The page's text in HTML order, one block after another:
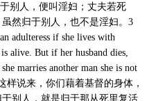
别人，便叫淫妇；丈夫若死
然归于别人，也不是淫妇。3
adulteress if she lives with
alive. But if her husband dies,
marries another man she is not
样说来，你们藉着基督的身体，
别人，就是归于那从死里复活